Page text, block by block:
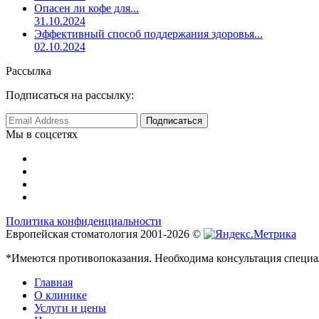
Опасен ли кофе для...
31.10.2024
Эффективный способ поддержания здоровья...
02.10.2024
Рассылка
Подписаться на рассылку:
Мы в соцсетях
Политика конфиденциальности
Европейская стоматология 2001-2026 ©
*Имеются противопоказания. Необходима консультация
Главная
О клинике
Услуги и цены